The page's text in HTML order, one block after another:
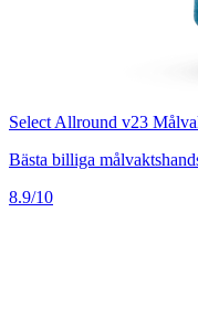
Select Allround v23
Bästa billiga
8.9/10